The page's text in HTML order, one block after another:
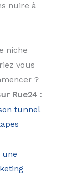
nuire à
niche
vous
?
Rue24 :
tunnel